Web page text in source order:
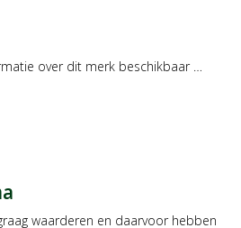
over dit merk beschikbaar …
waarderen en daarvoor hebben